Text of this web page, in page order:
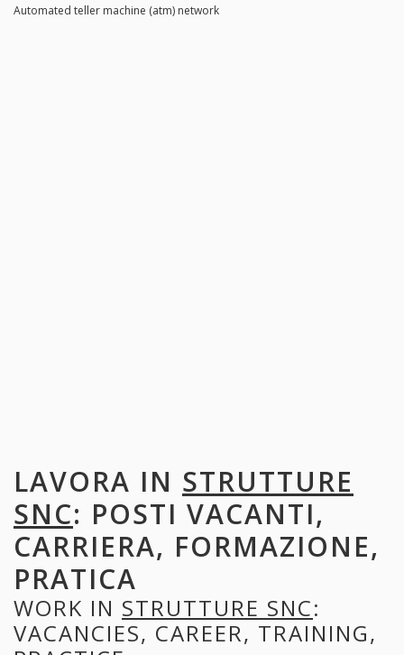
Automated teller machine (atm) network
LAVORA IN STRUTTURE
SNC: POSTI VACANTI,
CARRIERA, FORMAZIONE,
PRATICA
WORK IN STRUTTURE SNC:
VACANCIES, CAREER, TRAINING,